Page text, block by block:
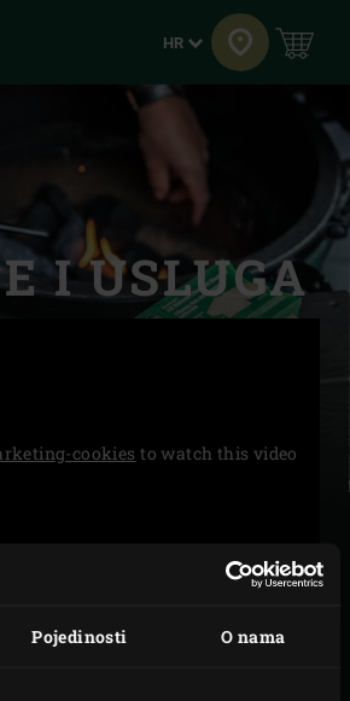
Pojedinosti O nama
Jezik
HR
I USLUGA
cookies to watch this video